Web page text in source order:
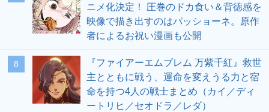
ニメ化決定！ 圧巻のドカ食い＆背徳感を
映像で描き出すのはパッショーネ。原作
者によるお祝い漫画も公開
8
『ファイアーエムブレム 万紫千紅』救世
主とともに戦う、運命を変えうる力と宿
命を持つ4人の戦士まとめ（カイ／ディ
ートリヒ／セオドラ／レダ）